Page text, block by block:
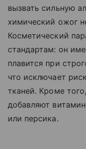
вызвать сильную
химический ожог
Косметический
стандартам: он
плавится при
что исключает
тканей. Кроме
добавляют
или персика.